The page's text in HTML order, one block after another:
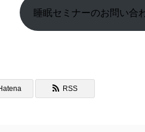
睡眠セミナーのお問い合
RSS